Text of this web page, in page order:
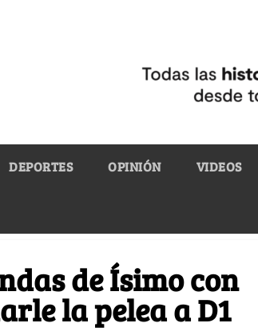
DEPORTES OPINIÓN VIDEOS
de Ísimo con
la pelea a D1